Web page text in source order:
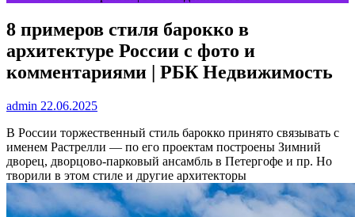
8 примеров стиля барокко в
архитектуре России с фото и
комментариями | РБК Недвижимость
admin 22.06.2025
В России торжественный стиль барокко принято связывать с
именем Растрелли — по его проектам построены Зимний
дворец, дворцово-парковый ансамбль в Петергофе и пр. Но
творили в этом стиле и другие архитекторы